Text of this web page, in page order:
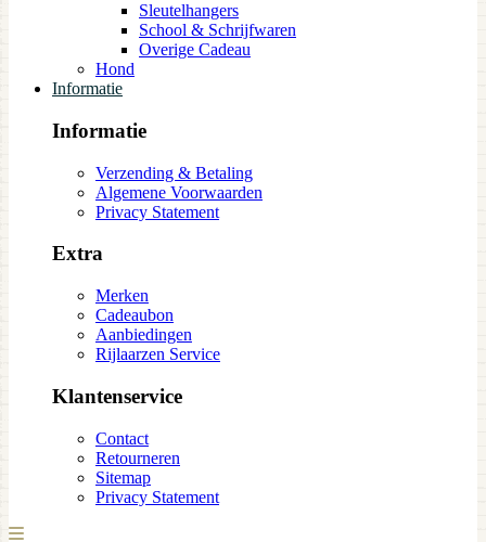
Sleutelhangers
School & Schrijfwaren
Overige Cadeau
Hond
Informatie
Informatie
Verzending & Betaling
Algemene Voorwaarden
Privacy Statement
Extra
Merken
Cadeaubon
Aanbiedingen
Rijlaarzen Service
Klantenservice
Contact
Retourneren
Sitemap
Privacy Statement